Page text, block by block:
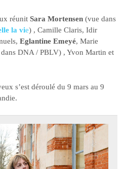
réunitSara Mortensen (vue dans
la vie) , Camille Claris, Idir
Eglantine Emeyé, Marie
DNA / PBLV) , Yvon Martin et
s’est déroulé du 9 mars au 9